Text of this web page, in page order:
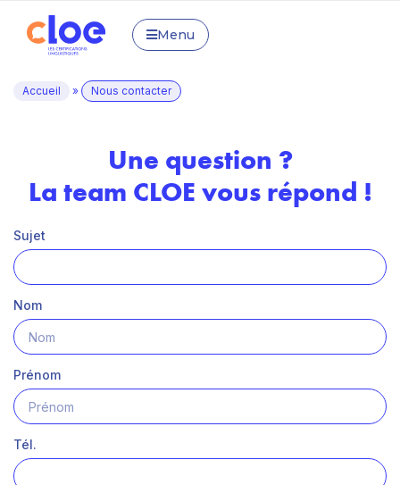
Menu
Accueil » Nous contacter
Une question ?
La team CLOE vous répond !
Sujet
Nom
Prénom
Tél.